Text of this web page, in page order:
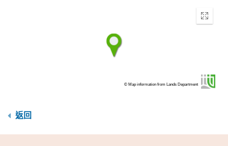
Enter
© Map information from Lands Department
返回